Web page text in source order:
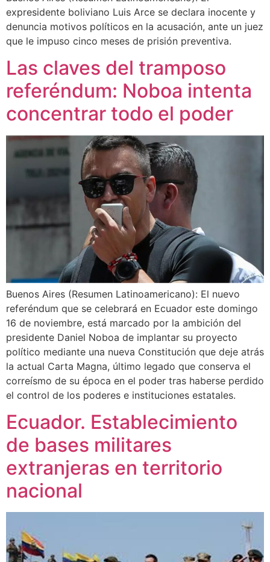
expresidente boliviano Luis Arce se declara inocente y
denuncia motivos políticos en la acusación, ante un juez
que le impuso cinco meses de prisión preventiva.
Las claves del tramposo
referéndum: Noboa intenta
concentrar todo el poder
Buenos Aires (Resumen Latinoamericano): El nuevo
referéndum que se celebrará en Ecuador este domingo
16 de noviembre, está marcado por la ambición del
presidente Daniel Noboa de implantar su proyecto
político mediante una nueva Constitución que deje atrás
la actual Carta Magna, último legado que conserva el
correísmo de su época en el poder tras haberse perdido
el control de los poderes e instituciones estatales.
Ecuador. Establecimiento
de bases militares
extranjeras en territorio
nacional